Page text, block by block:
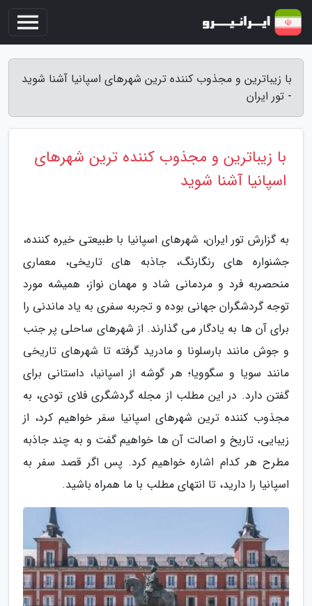
با زیباترین و مجذوب کننده ترین شهرهای اسپانیا آشنا شوید
- تور ایران
با زیباترین و مجذوب کننده ترین شهرهای
اسپانیا آشنا شوید
به گزارش تور ایران، شهرهای اسپانیا با طبیعتی خیره کننده،
جشنواره های رنگارنگ، جاذبه های تاریخی، معماری
منحصربه فرد و مردمانی شاد و مهمان نواز، همیشه مورد
توجه گردشگران جهانی بوده و تجربه سفری به یاد ماندنی را
برای آن ها به یادگار می گذارند. از شهرهای ساحلی پر جنب
و جوش مانند بارسلونا و مادرید گرفته تا شهرهای تاریخی
مانند سویا و سگوویا؛ هر گوشه از اسپانیا، داستانی برای
گفتن دارد. در این مطلب از مجله گردشگری فلای تودی، به
مجذوب کننده ترین شهرهای اسپانیا سفر خواهیم کرد، از
زیبایی، تاریخ و اصالت آن ها خواهیم گفت و به چند جاذبه
مطرح هر کدام اشاره خواهیم کرد. پس اگر قصد سفر به
اسپانیا را دارید، تا انتهای مطلب با ما همراه باشید.